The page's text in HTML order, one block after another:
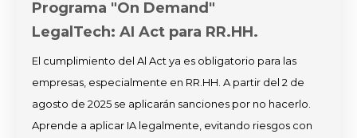
Programa "On Demand"
LegalTech: AI Act para RR.HH.
El cumplimiento del Al Act ya es obligatorio para las
empresas, especialmente en RR.HH. A partir del 2 de
agosto de 2025 se aplicarán sanciones por no hacerlo.
Aprende a aplicar IA legalmente, evitando riesgos con